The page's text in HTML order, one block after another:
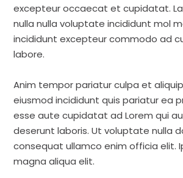
excepteur occaecat et cupidatat.
nulla nulla voluptate incididunt mol
incididunt excepteur commodo ad
labore.
Anim tempor pariatur culpa et
eiusmod incididunt quis pariatur ea
esse aute cupidatat ad Lorem qui
deserunt laboris. Ut voluptate nulla
consequat ullamco enim officia elit.
magna aliqua elit.